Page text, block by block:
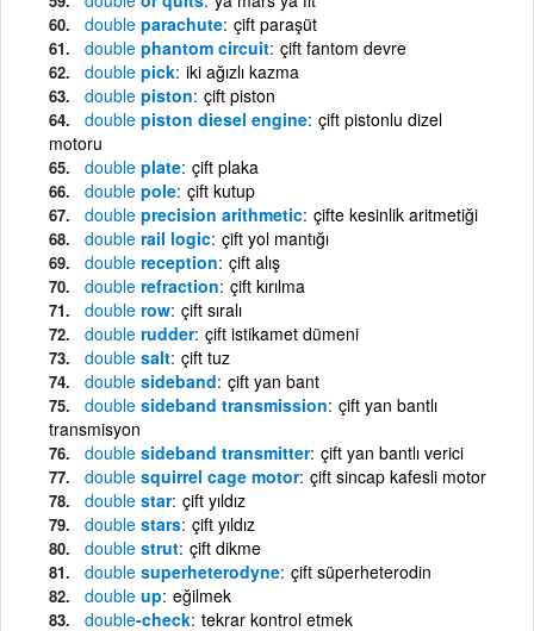
double parachute çift paraşüt
double phantom circuit çift fantom devre
double pick iki ağızlı kazma
double piston çift piston
double piston diesel engine çift pistonlu dizel
motoru
double plate çift plaka
double pole çift kutup
double precision arithmetic çifte kesinlik aritmetiği
double rail logic çift yol mantığı
double reception çift alış
double refraction çift kırılma
double row çift sıralı
double rudder çift istikamet dümeni
double salt çift tuz
double sideband çift yan bant
double sideband transmission çift yan bantlı
transmisyon
double sideband transmitter çift yan bantlı verici
double squirrel cage motor çift sincap kafesli motor
double star çift yıldız
double stars çift yıldız
double strut çift dikme
double superheterodyne çift süperheterodin
double up eğilmek
double-check tekrar kontrol etmek